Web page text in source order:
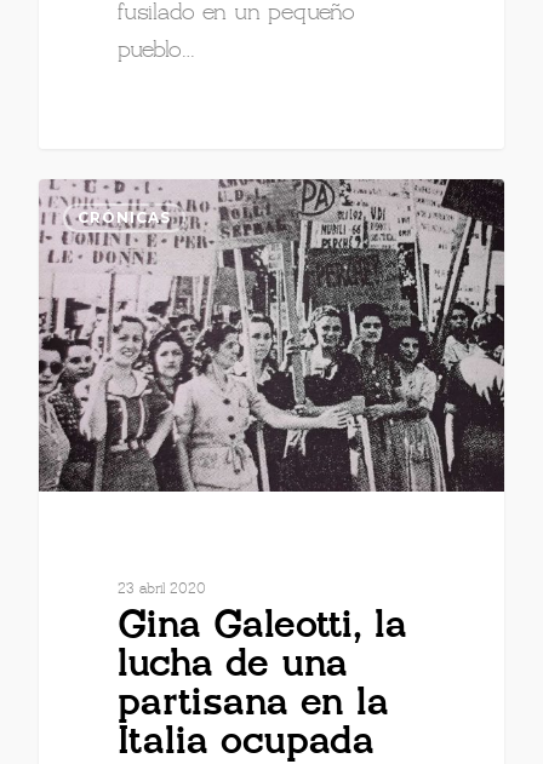
fusilado en un pequeño
pueblo…
CRÓNICAS
23 abril 2020
Gina Galeotti, la
lucha de una
partisana en la
Italia ocupada